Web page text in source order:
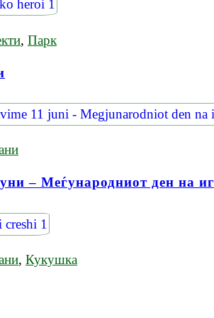
, Парк
– Меѓународниот ден на
, Кукушка